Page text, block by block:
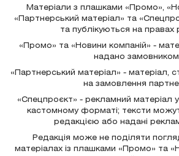
Матеріали з плашками «Промо»,
«Партнерський матеріал» та
та публікуються на правах
«Промо» та «Новини компаній» -
надано
«Партнерський матеріал» - матеріал,
на замовлення
«Спецпроєкт» - рекламний матеріал
кастомному форматі; тексти
редакцією або надані
Редакція може не поділяти
матеріалах із плашками «Промо» та